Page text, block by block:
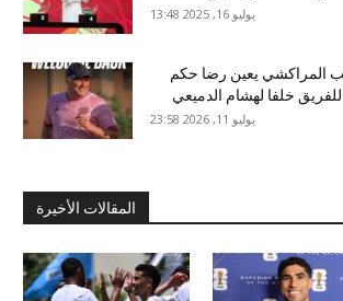
يوليو 16, 2025 13:48
المراكشي يعين رضا حكم
للفريق خلفا لهشام الدميعي
يوليو 11, 2026 23:58
المقالات الأخيرة